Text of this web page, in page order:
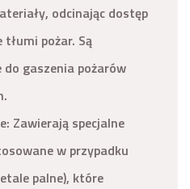
odcinając dostęp
pożar. Są
gaszenia pożarów
Zawierają specjalne
w przypadku
palne), które